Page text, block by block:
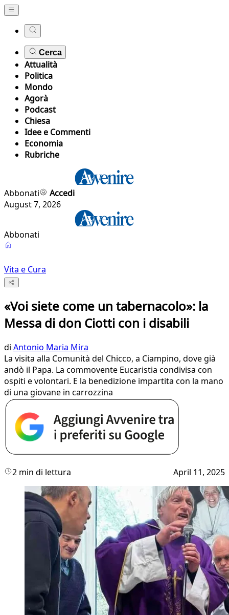
Cerca
Attualità
Politica
Mondo
Agorà
Podcast
Chiesa
Idee e Commenti
Economia
Rubriche
Abbonati
Accedi
August 7, 2026
Abbonati
Vita e Cura
«Voi siete come un tabernacolo»: la
Messa di don Ciotti con i disabili
di Antonio Maria Mira
La visita alla Comunità del Chicco, a Ciampino, dove già
andò il Papa. La commovente Eucaristia condivisa con
ospiti e volontari. E la benedizione impartita con la mano
di una giovane in carrozzina
2 min di lettura April 11, 2025